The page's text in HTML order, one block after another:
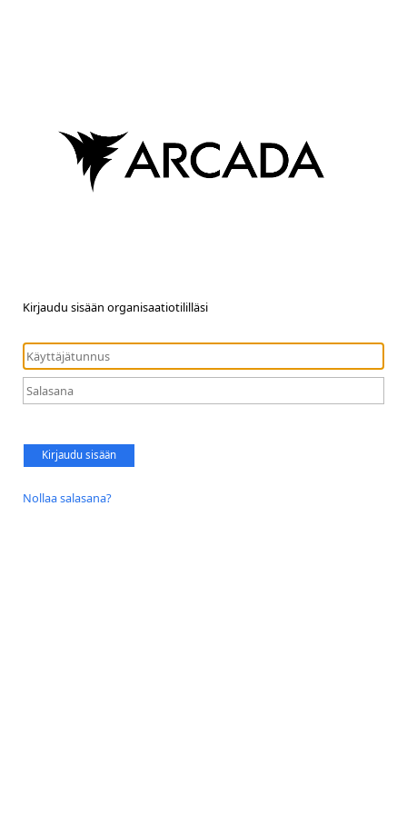
Kirjaudu sisään organisaatiotililläsi
Kirjaudu sisään
Nollaa salasana?